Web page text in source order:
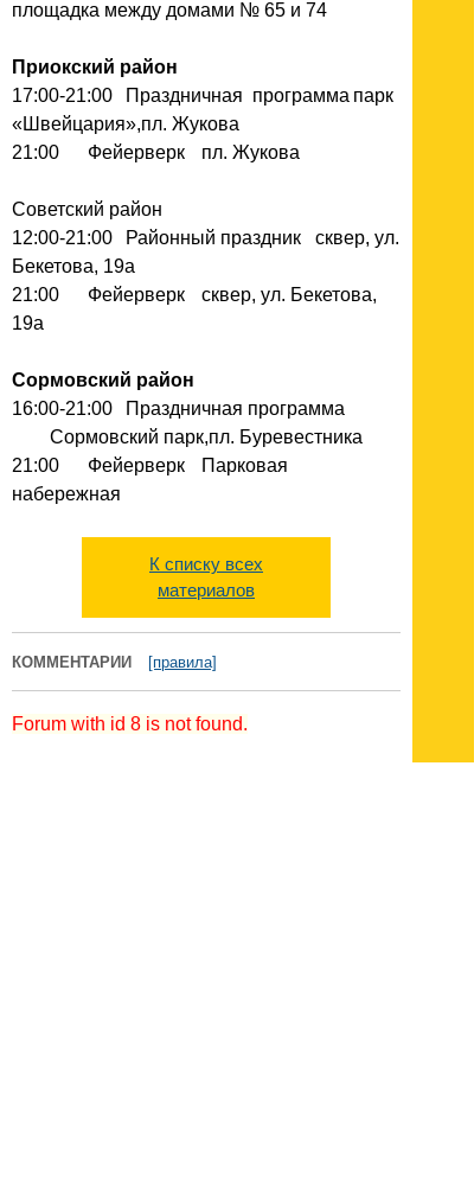
площадка между домами № 65 и 74
Приокский район
17:00-21:00
Праздничная программа парк
«Швейцария»,пл. Жукова
21:00
Фейерверк пл. Жукова
Советский район
12:00-21:00
Районный праздник
сквер, ул.
Бекетова, 19а
21:00
Фейерверк
сквер, ул. Бекетова,
19а
Сормовский район
16:00-21:00
Праздничная программа
Сормовский парк,пл. Буревестника
21:00
Фейерверк
Парковая
набережная
К списку всех
материалов
КОММЕНТАРИИ [правила]
Forum with id 8 is not found.